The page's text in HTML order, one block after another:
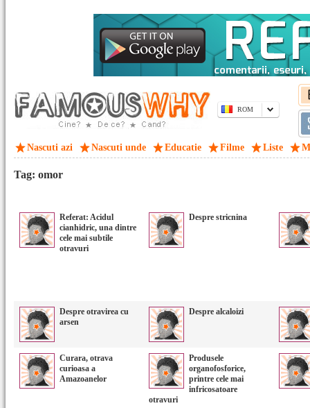
ROM
Nascuti azi Nascuti unde Educatie Filme Liste
Tag: omor
Referat: Acidul
cianhidric, una dintre
cele mai subtile
otravuri
Despre stricnina
Despre otravirea cu
arsen
Despre alcaloizi
Curara, otrava
curioasa a
Amazoanelor
Produsele
organofosforice,
printre cele mai
infricosatoare
otravuri